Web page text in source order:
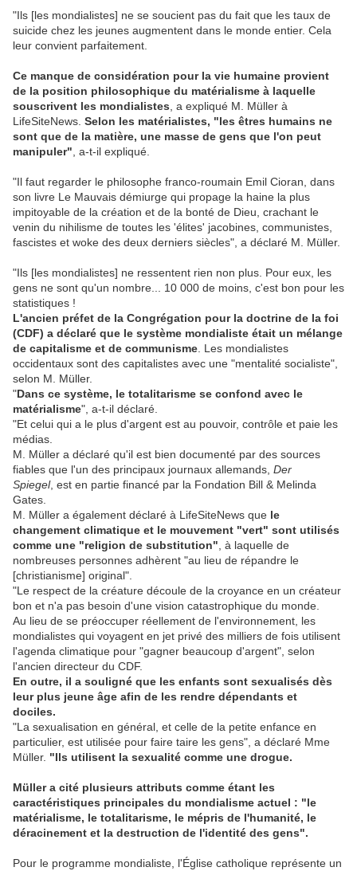
"Ils [les mondialistes] ne se soucient pas du fait que les taux de
suicide chez les jeunes augmentent dans le monde entier. Cela
leur convient parfaitement.
Ce manque de considération pour la vie humaine provient
de la position philosophique du matérialisme à laquelle
souscrivent les mondialistes , a expliqué M. Müller à
LifeSiteNews. Selon les matérialistes, "les êtres humains ne
sont que de la matière, une masse de gens que l'on peut
manipuler" , a-t-il expliqué.
"Il faut regarder le philosophe franco-roumain Emil Cioran, dans
son livre Le Mauvais démiurge qui propage la haine la plus
impitoyable de la création et de la bonté de Dieu, crachant le
venin du nihilisme de toutes les 'élites' jacobines, communistes,
fascistes et woke des deux derniers siècles", a déclaré M. Müller.
"Ils [les mondialistes] ne ressentent rien non plus. Pour eux, les
gens ne sont qu'un nombre... 10 000 de moins, c'est bon pour les
statistiques !
L'ancien préfet de la Congrégation pour la doctrine de la foi
(CDF) a déclaré que le système mondialiste était un mélange
de capitalisme et de communisme . Les mondialistes
occidentaux sont des capitalistes avec une "mentalité socialiste",
selon M. Müller.
"Dans ce système, le totalitarisme se confond avec le
matérialisme", a-t-il déclaré.
"Et celui qui a le plus d'argent est au pouvoir, contrôle et paie les
médias.
M. Müller a déclaré qu'il est bien documenté par des sources
fiables que l'un des principaux journaux allemands, Der
Spiegel, est en partie financé par la Fondation Bill & Melinda
Gates.
M. Müller a également déclaré à LifeSiteNews que le
changement climatique et le mouvement "vert" sont utilisés
comme une "religion de substitution" , à laquelle de
nombreuses personnes adhèrent "au lieu de répandre le
[christianisme] original".
"Le respect de la créature découle de la croyance en un créateur
bon et n'a pas besoin d'une vision catastrophique du monde.
Au lieu de se préoccuper réellement de l'environnement, les
mondialistes qui voyagent en jet privé des milliers de fois utilisent
l'agenda climatique pour "gagner beaucoup d'argent", selon
l'ancien directeur du CDF.
En outre, il a souligné que les enfants sont sexualisés dès
leur plus jeune âge afin de les rendre dépendants et
dociles.
"La sexualisation en général, et celle de la petite enfance en
particulier, est utilisée pour faire taire les gens", a déclaré Mme
Müller. "Ils utilisent la sexualité comme une drogue.
Müller a cité plusieurs attributs comme étant les
caractéristiques principales du mondialisme actuel : "le
matérialisme, le totalitarisme, le mépris de l'humanité, le
déracinement et la destruction de l'identité des gens".
Pour le programme mondialiste, l'Église catholique représente un